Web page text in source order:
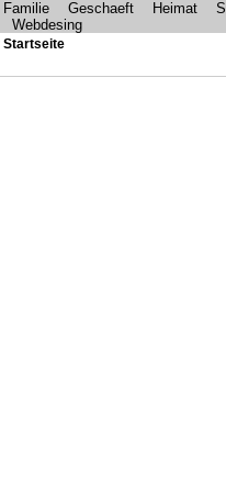
Familie Geschaeft Heimat
Webdesing
Startseite